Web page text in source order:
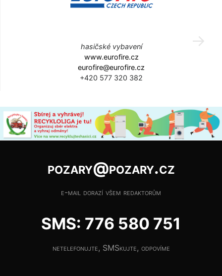
hasičské vybavení
www.eurofire.cz
eurofire@eurofire.cz
+420 577 320 382
pozary@pozary.cz
e-mail dorazí všem redaktorům
SMS: 776 580 751
netelefonujte, SMSkujte, odpovíme